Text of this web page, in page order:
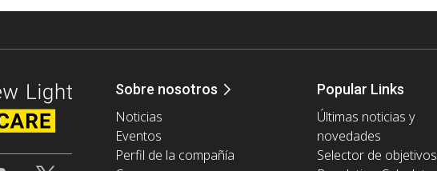
Sobre nosotros
Noticias
Eventos
Perfil de la compañía
Popular Links
Últimas noticias y
novedades
Selector de objetivos